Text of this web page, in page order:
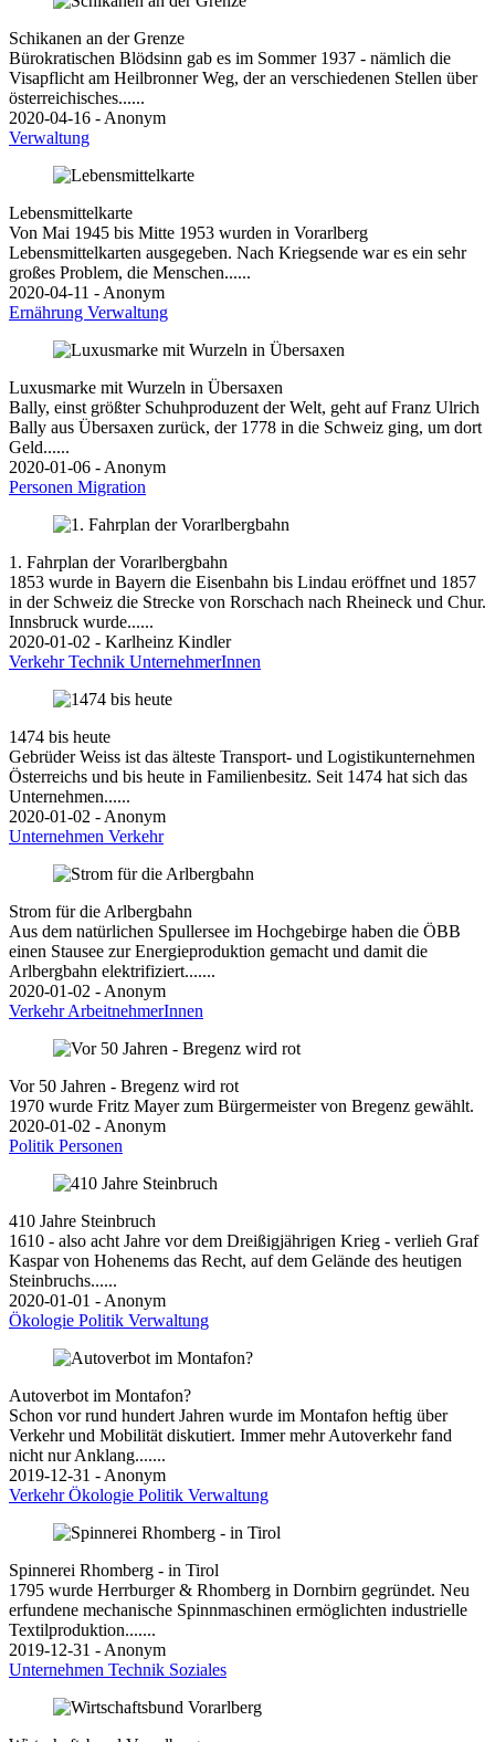
Schikanen an der Grenze
Bürokratischen Blödsinn gab es im Sommer 1937 - nämlich die
Visapflicht am Heilbronner Weg, der an verschiedenen Stellen über
österreichisches......
2020-04-16 - Anonym
Verwaltung
Lebensmittelkarte
Von Mai 1945 bis Mitte 1953 wurden in Vorarlberg
Lebensmittelkarten ausgegeben. Nach Kriegsende war es ein sehr
großes Problem, die Menschen......
2020-04-11 - Anonym
Ernährung Verwaltung
Luxusmarke mit Wurzeln in Übersaxen
Bally, einst größter Schuhproduzent der Welt, geht auf Franz Ulrich
Bally aus Übersaxen zurück, der 1778 in die Schweiz ging, um dort
Geld......
2020-01-06 - Anonym
Personen Migration
1. Fahrplan der Vorarlbergbahn
1853 wurde in Bayern die Eisenbahn bis Lindau eröffnet und 1857
in der Schweiz die Strecke von Rorschach nach Rheineck und Chur.
Innsbruck wurde......
2020-01-02 - Karlheinz Kindler
VerkehrTechnik UnternehmerInnen
1474 bis heute
Gebrüder Weiss ist das älteste Transport- und Logistikunternehmen
Österreichs und bis heute in Familienbesitz. Seit 1474 hat sich das
Unternehmen......
2020-01-02 - Anonym
Unternehmen Verkehr
Strom für die Arlbergbahn
Aus dem natürlichen Spullersee im Hochgebirge haben die ÖBB
einen Stausee zur Energieproduktion gemacht und damit die
Arlbergbahn elektrifiziert.......
2020-01-02 - Anonym
VerkehrArbeitnehmerInnen
Vor 50 Jahren - Bregenz wird rot
1970 wurde Fritz Mayer zum Bürgermeister von Bregenz gewählt.
2020-01-02 - Anonym
Politik Personen
410 Jahre Steinbruch
1610 - also acht Jahre vor dem Dreißigjährigen Krieg - verlieh Graf
Kaspar von Hohenems das Recht, auf dem Gelände des heutigen
Steinbruchs......
2020-01-01 - Anonym
Ökologie Politik Verwaltung
Autoverbot im Montafon?
Schon vor rund hundert Jahren wurde im Montafon heftig über
Verkehr und Mobilität diskutiert. Immer mehr Autoverkehr fand
nicht nur Anklang.......
2019-12-31 - Anonym
VerkehrÖkologie Politik Verwaltung
Spinnerei Rhomberg - in Tirol
1795 wurde Herrburger & Rhomberg in Dornbirn gegründet. Neu
erfundene mechanische Spinnmaschinen ermöglichten industrielle
Textilproduktion.......
2019-12-31 - Anonym
Unternehmen Technik Soziales